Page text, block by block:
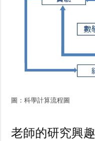
圖：科學計算流程圖
老師的研究興趣